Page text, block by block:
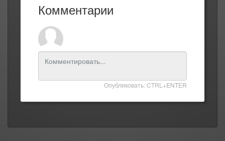
Комментарии
Опубликовать: CTRL+ENTER